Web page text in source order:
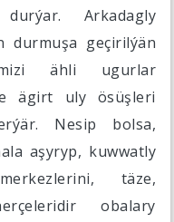
Arkadagly
durmuşa geçirilýän
ähli ugurlar
ägirt uly ösüşleri
Nesip bolsa,
aşyryp, kuwwatly
täze,
obalary